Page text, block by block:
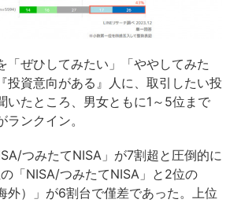
「ぜひしてみたい」「ややしてみた
投資意向がある』人に、取引したい投
いたところ、男女ともに1～5位まで
ンクイン。
つみたてNISA」が7割超と圧倒的に
「NISA/つみたてNISA」と2位の
外）」が6割台で僅差であった。上位